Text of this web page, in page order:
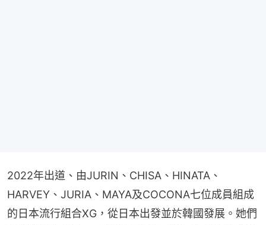
2022年出道、由JURIN、CHISA、HINATA、
HARVEY、JURIA、MAYA及COCONA七位成員組成
的日本流行組合XG，從日本出發並於韓國發展。她們